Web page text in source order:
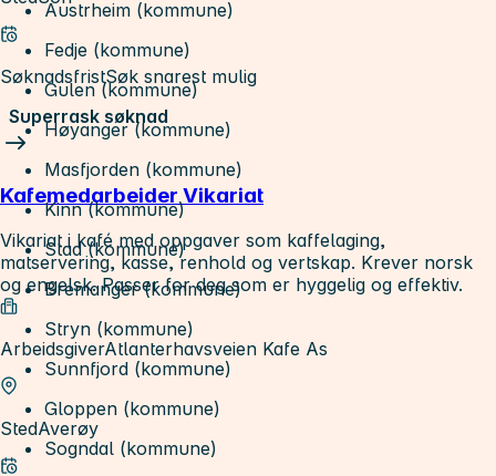
Austrheim (kommune)
Fedje (kommune)
Gulen (kommune)
Høyanger (kommune)
Masfjorden (kommune)
Kinn (kommune)
Stad (kommune)
Bremanger (kommune)
Stryn (kommune)
Sunnfjord (kommune)
Gloppen (kommune)
Sogndal (kommune)
SøknadsfristSøk snarest mulig
Superrask søknad
Kafemedarbeider Vikariat
Vikariat i kafé med oppgaver som kaffelaging,
matservering, kasse, renhold og vertskap. Krever norsk
og engelsk. Passer for deg som er hyggelig og effektiv.
ArbeidsgiverAtlanterhavsveien Kafe As
StedAverøy